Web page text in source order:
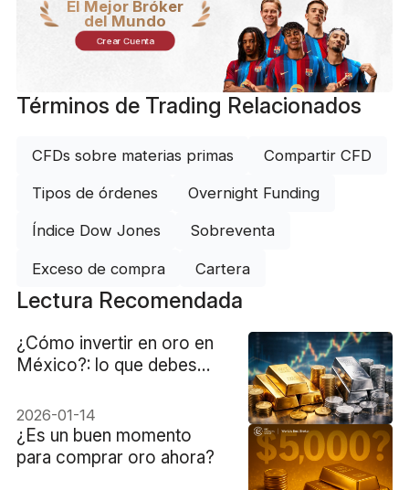
El Mejor Bróker
del Mundo
Crear Cuenta
Términos de Trading Relacionados
CFDs sobre materias primas Compartir CFD
Tipos de órdenes Overnight Funding
Índice Dow Jones Sobreventa
Exceso de compra Cartera
Lectura Recomendada
¿Cómo invertir en oro en
México?: lo que debes
2026-01-14
¿Es un buen momento
para comprar oro ahora?